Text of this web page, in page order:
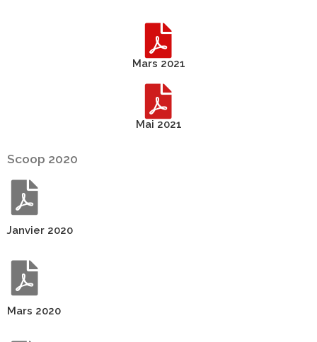
Mars 2021
Mai 2021
Scoop 2020
Janvier 2020
Mars 2020